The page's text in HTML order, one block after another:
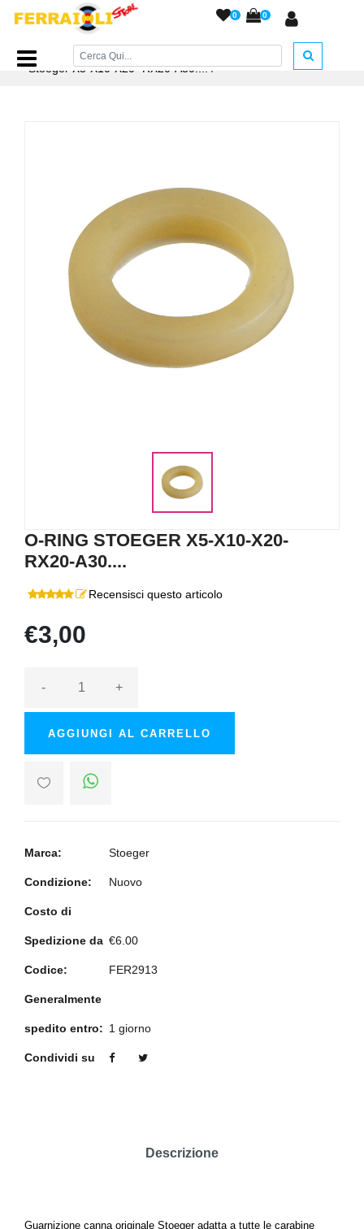
0 0
Home Page/RICAMBI/Guarnizioni e O-Ring/O-Ring
Stoeger X5-X10-X20- RX20-A30..../
O-RING STOEGER X5-X10-X20-
RX20-A30....
Recensisci questo articolo
€3,00
- +
AGGIUNGI AL CARRELLO
Marca: Stoeger
Condizione: Nuovo
Costo di
Spedizione da €6.00
Codice: FER2913
Generalmente
spedito entro: 1 giorno
Condividi su
Descrizione
Guarnizione canna originale Stoeger adatta a tutte le carabine